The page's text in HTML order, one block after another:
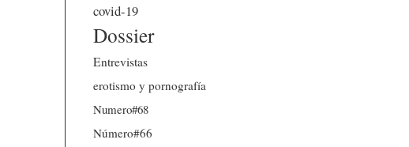
covid-19
Dossier
Entrevistas
erotismo y pornografía
Numero#68
Número#66